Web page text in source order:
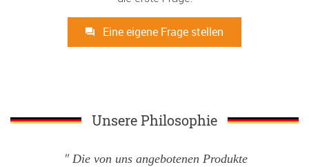
Eine eigene Frage stellen
Unsere Philosophie
Die von uns angebotenen Produkte